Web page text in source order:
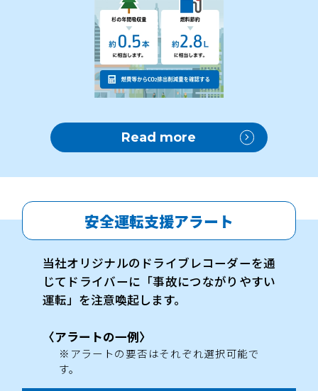
Read more
安全運転支援アラート
当社オリジナルのドライブレコーダーを通
じてドライバーに「事故につながりやすい
運転」を注意喚起します。
〈アラートの一例〉
※アラートの要否はそれぞれ選択可能で
す。